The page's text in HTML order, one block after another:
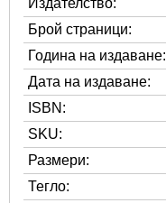
Брой страници:
Година на издаване:
Дата на издаване:
ISBN:
SKU:
Размери:
Тегло: